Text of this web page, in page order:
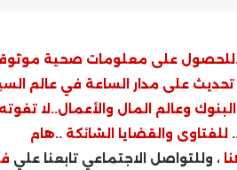
..للحصول على معلومات صحية
تحديث على مدار الساعة في عالم
وعالم المال والأعمال..لا تفوته
.. للفتاوى والقضايا الشائكة ..هام
، وللتواصل الاجتماعي تابعنا علي